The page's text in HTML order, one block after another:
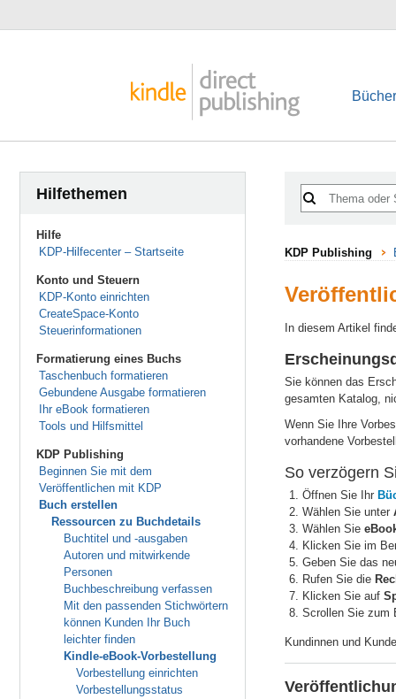
Hilfethemen
Hilfe
KDP-Hilfecenter – Startseite
Konto und Steuern
KDP-Konto einrichten
CreateSpace-Konto
Steuerinformationen
Formatierung eines Buchs
Taschenbuch formatieren
Gebundene Ausgabe formatieren
Ihr eBook formatieren
Tools und Hilfsmittel
KDP Publishing
Beginnen Sie mit dem
Veröffentlichen mit KDP
Buch erstellen
Ressourcen zu Buchdetails
Buchtitel und -ausgaben
Autoren und mitwirkende
Personen
Buchbeschreibung verfassen
Mit den passenden Stichwörtern
können Kunden Ihr Buch
leichter finden
Kindle-eBook-Vorbestellung
Vorbestellung einrichten
Vorbestellungsstatus
KDP Publishing
In diesem Artikel
Sie können das
gesamten Katalog,
Wenn Sie Ihre
vorhandene
So verzögern
Öffnen Sie Ihr
Wählen Sie unter
Wählen Sie
Klicken Sie im
Geben Sie das
Rufen Sie die
Klicken Sie auf
Scrollen Sie zum
Kundinnen und